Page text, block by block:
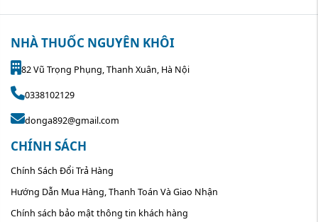
NHÀ THUỐC NGUYÊN KHÔI
82 Vũ Trọng Phụng, Thanh Xuân, Hà Nội
0338102129
donga892@gmail.com
CHÍNH SÁCH
Chính Sách Đổi Trả Hàng
Hướng Dẫn Mua Hàng, Thanh Toán Và Giao Nhận
Chính sách bảo mật thông tin khách hàng